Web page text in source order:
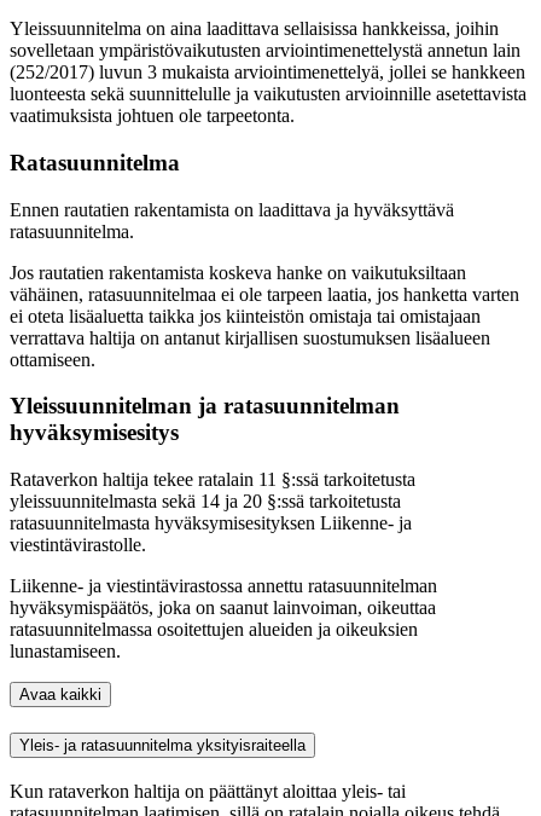
Yleissuunnitelma on aina laadittava sellaisissa hankkeissa, joihin
sovelletaan ympäristövaikutusten arviointimenettelystä annetun lain
(252/2017) luvun 3 mukaista arviointimenettelyä, jollei se hankkeen
luonteesta sekä suunnittelulle ja vaikutusten arvioinnille asetettavista
vaatimuksista johtuen ole tarpeetonta.
Ratasuunnitelma
Ennen rautatien rakentamista on laadittava ja hyväksyttävä
ratasuunnitelma.
Jos rautatien rakentamista koskeva hanke on vaikutuksiltaan
vähäinen, ratasuunnitelmaa ei ole tarpeen laatia, jos hanketta varten
ei oteta lisäaluetta taikka jos kiinteistön omistaja tai omistajaan
verrattava haltija on antanut kirjallisen suostumuksen lisäalueen
ottamiseen.
Yleissuunnitelman ja ratasuunnitelman
hyväksymisesitys
Rataverkon haltija tekee ratalain 11 §:ssä tarkoitetusta
yleissuunnitelmasta sekä 14 ja 20 §:ssä tarkoitetusta
ratasuunnitelmasta hyväksymisesityksen Liikenne- ja
viestintävirastolle.
Liikenne- ja viestintävirastossa annettu ratasuunnitelman
hyväksymispäätös, joka on saanut lainvoiman, oikeuttaa
ratasuunnitelmassa osoitettujen alueiden ja oikeuksien
lunastamiseen.
Avaa kaikki
Yleis- ja ratasuunnitelma yksityisraiteella
Kun rataverkon haltija on päättänyt aloittaa yleis- tai